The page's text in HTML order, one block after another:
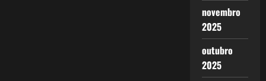
novembro
2025
outubro
2025